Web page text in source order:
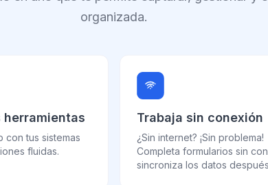
organizada.
herramientas
con tus sistemas
fluidas.
Trabaja sin conexión
¿Sin internet? ¡Sin problema!
Completa formularios sin
sincroniza los datos